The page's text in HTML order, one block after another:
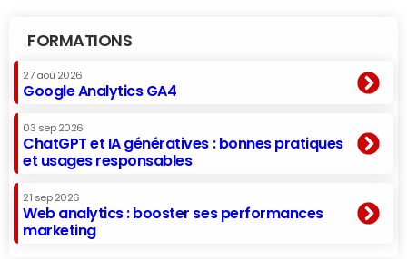
FORMATIONS
27 aoû 2026
Google Analytics GA4
03 sep 2026
ChatGPT et IA génératives : bonnes pratiques
et usages responsables
21 sep 2026
Web analytics : booster ses performances
marketing